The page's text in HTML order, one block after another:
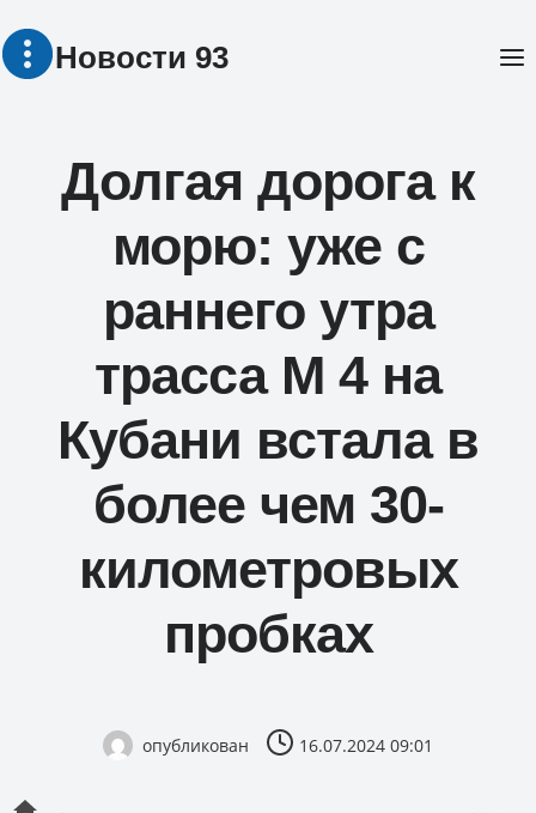
Перейти
Новости 93
Долгая дорога к
морю: уже с
раннего утра
трасса М 4 на
Кубани встала в
более чем 30-
километровых
пробках
опубликован 16.07.2024 09:01